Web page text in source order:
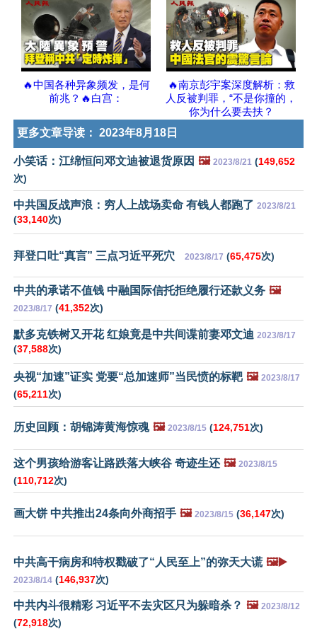
🔥中国各种异象频发，是何
前兆？🔥白宫：
🔥南京彭宇案深度解析：救
人反被判罪，“不是你撞的，
你为什么要去扶？
更多文章导读： 2023年8月18日
小笑话：江绵恒问邓文迪被退货原因 🖼️ 2023/8/21 (149,652
次)
中共国反战声浪：穷人上战场卖命 有钱人都跑了 2023/8/21
(33,140次)
拜登口吐“真言” 三点习近平死穴 2023/8/17 (65,475次)
中共的承诺不值钱 中融国际信托拒绝履行还款义务 🖼️
2023/8/17 (41,352次)
默多克铁树又开花 红娘竟是中共间谍前妻邓文迪 2023/8/17
(37,588次)
央视“加速”证实 党要“总加速师”当民愤的标靶 🖼️ 2023/8/17
(65,211次)
历史回顾：胡锦涛黄海惊魂 🖼️ 2023/8/15 (124,751次)
这个男孩给游客让路跌落大峡谷 奇迹生还 🖼️ 2023/8/15
(110,712次)
画大饼 中共推出24条向外商招手 🖼️ 2023/8/15 (36,147次)
中共高干病房和特权戳破了“人民至上”的弥天大谎 🖼️▶️
2023/8/14 (146,937次)
中共内斗很精彩 习近平不去灾区只为躲暗杀？ 🖼️ 2023/8/12
(72,918次)